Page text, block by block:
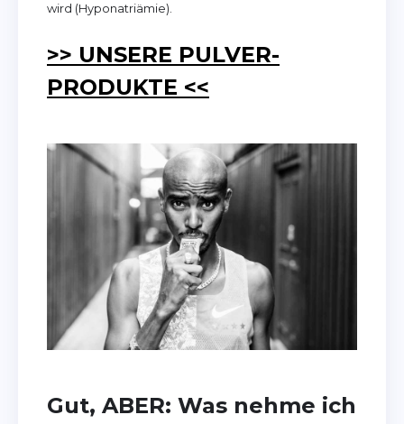
wird (Hyponatriämie).
>> UNSERE PULVER-
PRODUKTE <<
Gut, ABER: Was nehme ich